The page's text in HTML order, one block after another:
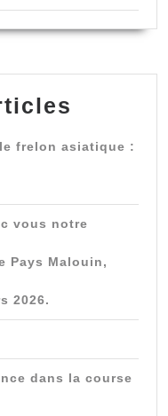
frelon asiatique :
vous notre
Pays Malouin,
2026.
dans la course